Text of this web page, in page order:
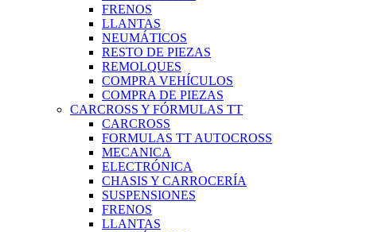
FRENOS
LLANTAS
NEUMÁTICOS
RESTO DE PIEZAS
REMOLQUES
COMPRA VEHÍCULOS
COMPRA DE PIEZAS
CARCROSS Y FÓRMULAS TT
CARCROSS
FORMULAS TT AUTOCROSS
MECANICA
ELECTRÓNICA
CHASIS Y CARROCERÍA
SUSPENSIONES
FRENOS
LLANTAS